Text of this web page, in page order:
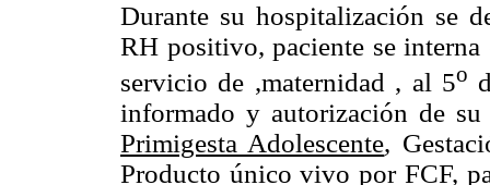
Durante su hospitalización se
RH positivo, paciente se
servicio de ,maternidad , al 5o
informado y autorización de
Primigesta Adolescente,
Producto único vivo por FCF,